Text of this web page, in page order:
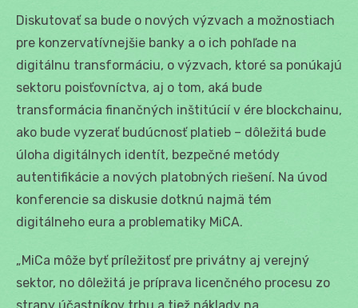
Diskutovať sa bude o nových výzvach a možnostiach
pre konzervatívnejšie banky a o ich pohľade na
digitálnu transformáciu, o výzvach, ktoré sa ponúkajú
sektoru poisťovníctva, aj o tom, aká bude
transformácia finančných inštitúcií v ére blockchainu,
ako bude vyzerať budúcnosť platieb – dôležitá bude
úloha digitálnych identít, bezpečné metódy
autentifikácie a nových platobných riešení. Na úvod
konferencie sa diskusie dotknú najmä tém
digitálneho eura a problematiky MiCA.
„MiCa môže byť príležitosť pre privátny aj verejný
sektor, no dôležitá je príprava licenčného procesu zo